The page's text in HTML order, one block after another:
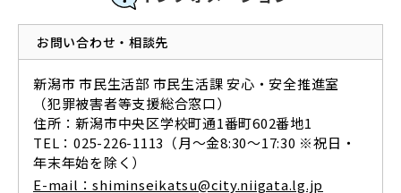
お問い合わせ・相談先
新潟市 市民生活部 市民生活課 安心・安全推進室
（犯罪被害者等支援総合窓口）
住所：新潟市中央区学校町通1番町602番地1
TEL：025-226-1113（月～金8:30～17:30 ※祝日・
年末年始を除く）
E-mail：shiminseikatsu@city.niigata.lg.jp